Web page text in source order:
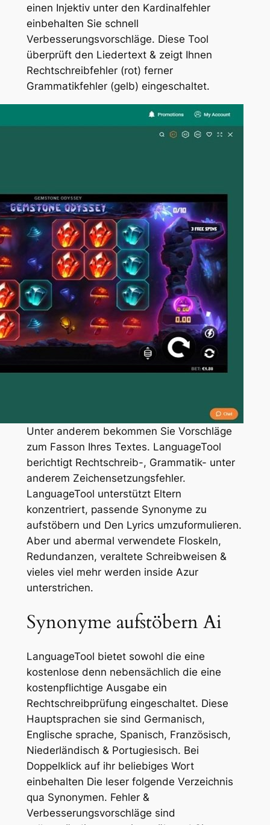
einen Injektiv unter den Kardinalfehler
einbehalten Sie schnell
Verbesserungsvorschläge. Diese Tool
überprüft den Liedertext & zeigt Ihnen
Rechtschreibfehler (rot) ferner
Grammatikfehler (gelb) eingeschaltet.
Unter anderem bekommen Sie Vorschläge
zum Fasson Ihres Textes. LanguageTool
berichtigt Rechtschreib-, Grammatik- unter
anderem Zeichensetzungsfehler.
LanguageTool unterstützt Eltern
konzentriert, passende Synonyme zu
aufstöbern und Den Lyrics umzuformulieren.
Aber und abermal verwendete Floskeln,
Redundanzen, veraltete Schreibweisen &
vieles viel mehr werden inside Azur
unterstrichen.
Synonyme aufstöbern Ai
LanguageTool bietet sowohl die eine
kostenlose denn nebensächlich die eine
kostenpflichtige Ausgabe ein
Rechtschreibprüfung eingeschaltet. Diese
Hauptsprachen sie sind Germanisch,
Englische sprache, Spanisch, Französisch,
Niederländisch & Portugiesisch. Bei
Doppelklick auf ihr beliebiges Wort
einbehalten Die leser folgende Verzeichnis
qua Synonymen. Fehler &
Verbesserungsvorschläge sind